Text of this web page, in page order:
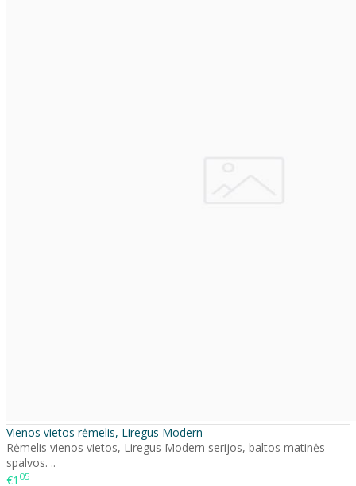
Vienos vietos rėmelis, Liregus Modern
Rėmelis vienos vietos, Liregus Modern serijos, baltos matinės
spalvos. ..
€1 05